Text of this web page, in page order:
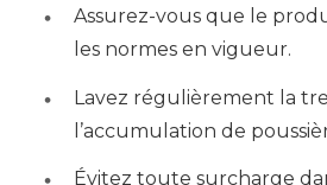
Assurez-vous que le
les normes en vigueur.
Lavez régulièrement la
l’accumulation de
Évitez toute surcharge